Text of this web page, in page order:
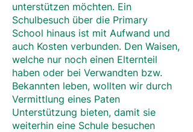
unterstützen möchten. Ein
Schulbesuch über die Primary
School hinaus ist mit Aufwand und
auch Kosten verbunden. Den Waisen,
welche nur noch einen Elternteil
haben oder bei Verwandten bzw.
Bekannten leben, wollten wir durch
Vermittlung eines Paten
Unterstützung bieten, damit sie
weiterhin eine Schule besuchen